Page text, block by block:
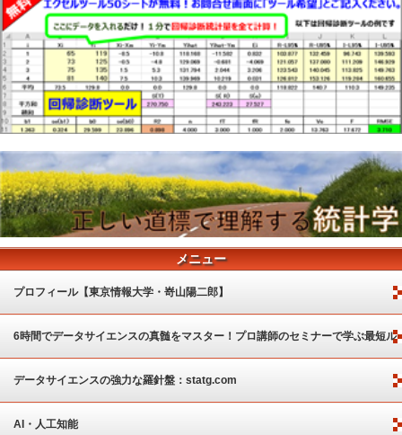
メニュー
プロフィール【東京情報大学・嵜山陽二郎】
6時間でデータサイエンスの真髄をマスター！プロ講師のセミナーで学ぶ最短ル
ート
データサイエンスの強力な羅針盤：statg.com
AI・人工知能